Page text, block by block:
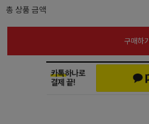
총 상품 금액
구매하기